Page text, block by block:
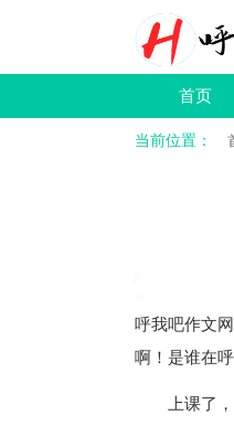
首页
当前位置：
呼我吧作文网
啊！是谁在
上课了，做